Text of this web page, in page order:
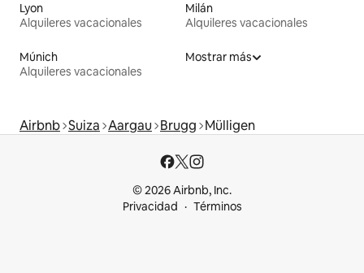
Lyon
Alquileres vacacionales
Milán
Alquileres vacacionales
Múnich
Alquileres vacacionales
Mostrar más
Airbnb Suiza Aargau Brugg Mülligen
© 2026 Airbnb, Inc.
Privacidad
Términos